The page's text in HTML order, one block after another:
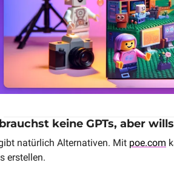
keine GPTs, aber
natürlich Alternativen. Mit poe.com
erstellen.